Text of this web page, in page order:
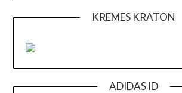
KREMES KRATON
ADIDAS ID